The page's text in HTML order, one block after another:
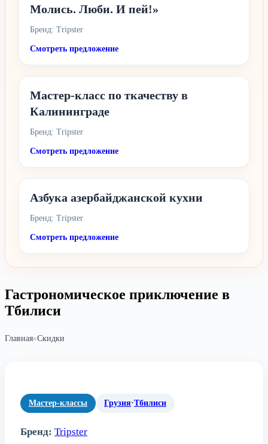
Молись. Люби. И пей!»
Бренд: Tripster
Смотреть предложение
Мастер-класс по ткачеству в
Калининграде
Бренд: Tripster
Смотреть предложение
Азбука азербайджанской кухни
Бренд: Tripster
Смотреть предложение
Гастрономическое приключение в
Тбилиси
Главная»Скидки
Мастер-классы Грузия·Тбилиси
Бренд: Tripster